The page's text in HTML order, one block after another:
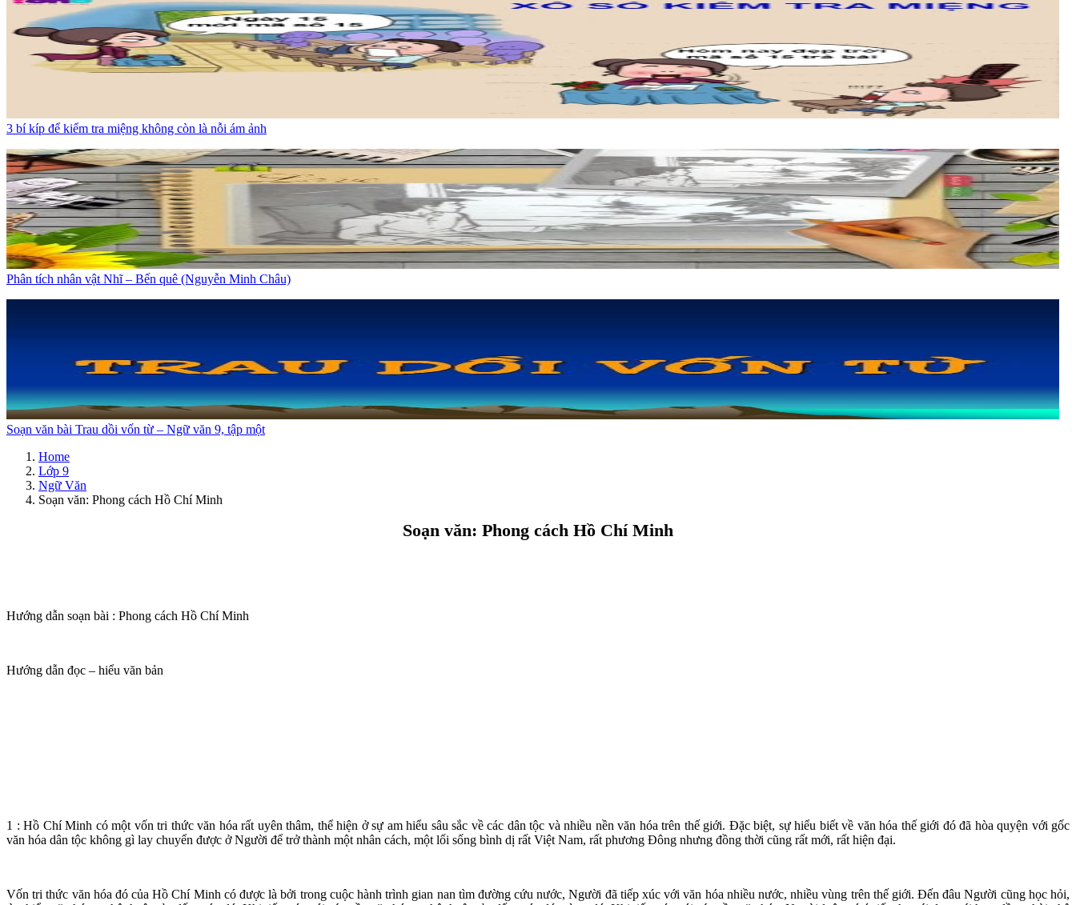
3 bí kíp để kiểm tra miệng không còn là nỗi ám ảnh
Phân tích nhân vật Nhĩ – Bến quê (Nguyễn Minh Châu)
Soạn văn bài Trau dồi vốn từ – Ngữ văn 9, tập một
Home
Lớp 9
Ngữ Văn
Soạn văn: Phong cách Hồ Chí Minh
Soạn văn: Phong cách Hồ Chí Minh
Hướng dẫn soạn bài : Phong cách Hồ Chí Minh
Hướng dẫn đọc – hiểu văn bản
1 : Hồ Chí Minh có một vốn tri thức văn hóa rất uyên thâm, thể hiện ở sự am hiểu sâu sắc về các dân tộc và nhiều nền văn hóa trên thế giới. Đặc biệt, sự hiểu biết về văn hóa thế giới đó đã hòa quyện với gốc
văn hóa dân tộc không gì lay chuyển được ở Người để trở thành một nhân cách, một lối sống bình dị rất Việt Nam, rất phương Đông nhưng đồng thời cũng rất mới, rất hiện đại.
Vốn tri thức văn hóa đó của Hồ Chí Minh có được là bởi trong cuộc hành trình gian nan tìm đường cứu nước, Người đã tiếp xúc với văn hóa nhiều nước, nhiều vùng trên thế giới. Đến đâu Người cũng học hỏi,